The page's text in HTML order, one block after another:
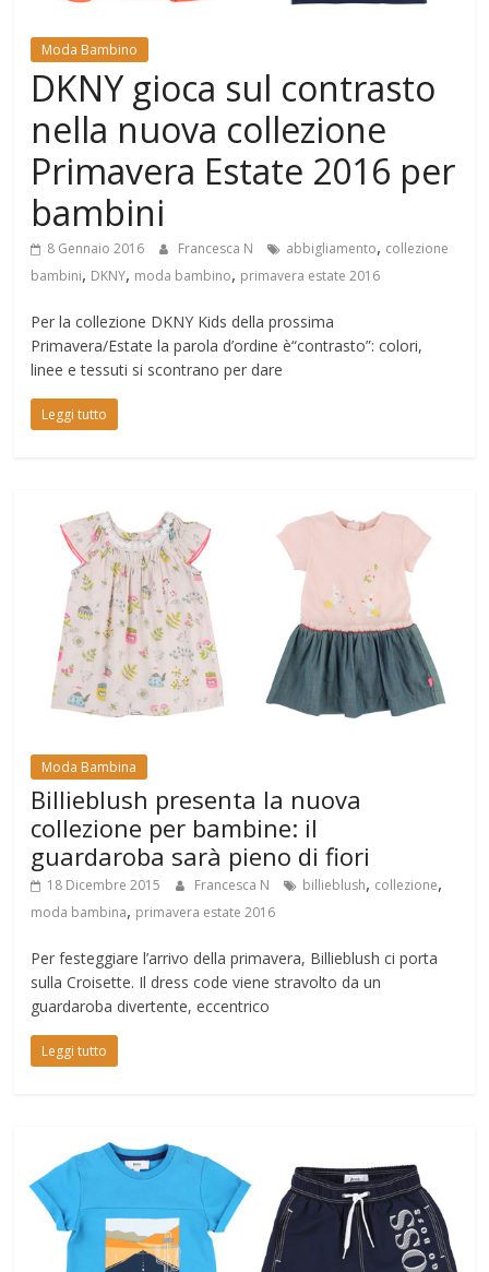
Moda Bambino
DKNY gioca sul contrasto
nella nuova collezione
Primavera Estate 2016 per
bambini
8 Gennaio 2016 Francesca N abbigliamento, collezione
bambini, DKNY, moda bambino, primavera estate 2016
Per la collezione DKNY Kids della prossima
Primavera/Estate la parola d’ordine è“contrasto”: colori,
linee e tessuti si scontrano per dare
Leggi tutto
Moda Bambina
Billieblush presenta la nuova
collezione per bambine: il
guardaroba sarà pieno di fiori
18 Dicembre 2015 Francesca N billieblush, collezione,
moda bambina, primavera estate 2016
Per festeggiare l’arrivo della primavera, Billieblush ci porta
sulla Croisette. Il dress code viene stravolto da un
guardaroba divertente, eccentrico
Leggi tutto